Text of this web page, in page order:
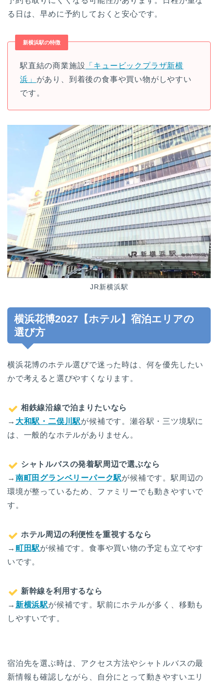
る日は、早めに予約しておくと安心です。
新横浜駅の特徴
駅直結の商業施設 「キュービックプラザ新横
浜」 があり、到着後の食事や買い物がしやすい
です。
JR新横浜駅
横浜花博2027【ホテル】宿泊エリアの
選び方
横浜花博のホテル選びで迷った時は、何を優先したい
かで考えると選びやすくなります。
相鉄線沿線で泊まりたいなら
→ 大和駅・二俣川駅が候補です。瀬谷駅・三ツ境駅に
は、一般的なホテルがありません。
シャトルバスの発着駅周辺で選ぶなら
→ 南町田グランベリーパーク駅が候補です。駅周辺の
環境が整っているため、ファミリーでも動きやすいで
す。
ホテル周辺の利便性を重視するなら
→ 町田駅が候補です。食事や買い物の予定も立てやす
いです。
新幹線を利用するなら
→ 新横浜駅が候補です。駅前にホテルが多く、移動も
しやすいです。
宿泊先を選ぶ時は、アクセス方法やシャトルバスの最
新情報も確認しながら、自分にとって動きやすいエリ